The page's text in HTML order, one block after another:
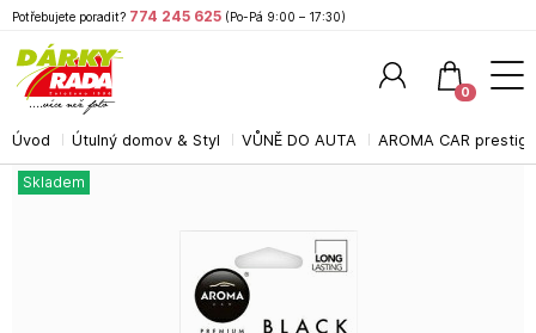
Úvod Útulný domov & Styl VŮNĚ DO AUTA AROMA CAR
Skladem
Potřebujete poradit? 774 245 625 (Po-Pá 9:00 – 17:30)
0
Hledat